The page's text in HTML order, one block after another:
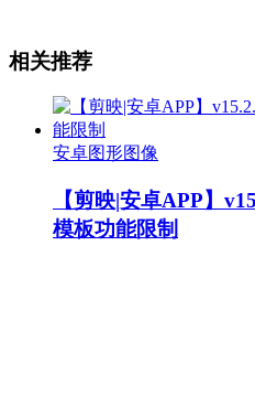
相关推荐
安卓图形图像
【剪映|安卓APP】
模板功能限制